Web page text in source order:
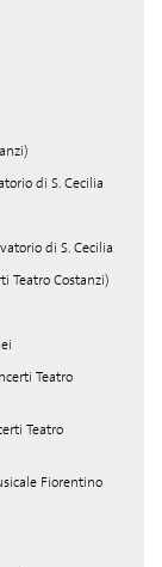
di S. Cecilia
di S. Cecilia
Teatro Costanzi)
Teatro
Teatro
Fiorentino